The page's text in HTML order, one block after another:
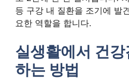
등 구강 내 질환을 조기에 발
요한 역할을 합니다.
실생활에서 건
하는 방법